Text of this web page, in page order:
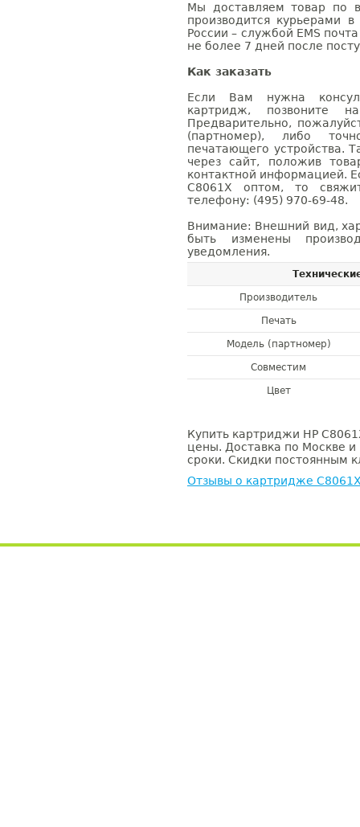
Мы доставляем товар по
производится курьерами
России – службой EMS
не более 7 дней после
Как заказать
Если Вам нужна
картридж, позвоните
Предварительно,
(партномер), либо
печатающего устройства.
через сайт, положив
контактной информацией.
C8061X оптом, то
телефону: (495) 970-69-48.
Внимание: Внешний вид,
быть изменены
уведомления.
Производитель
Печать
Модель (партномер)
Совместим
Цвет
Купить картриджи HP
цены. Доставка по Москве и
сроки. Скидки постоянным
Отзывы о картридже